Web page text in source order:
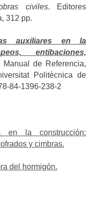
civiles. Editores
312 pp.
auxiliares en la
entibaciones,
Manual de Referencia,
Politècnica de
84-1396-238-2
en la construcción:
y cimbras.
del hormigón.